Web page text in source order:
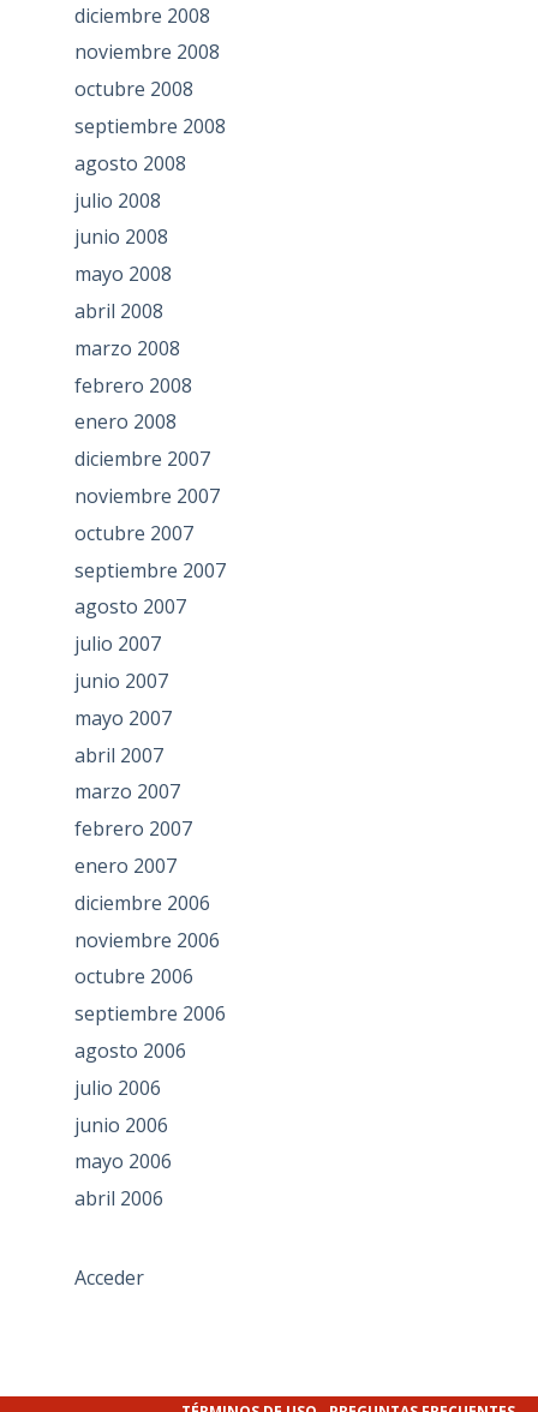
diciembre 2008
noviembre 2008
octubre 2008
septiembre 2008
agosto 2008
julio 2008
junio 2008
mayo 2008
abril 2008
marzo 2008
febrero 2008
enero 2008
diciembre 2007
noviembre 2007
octubre 2007
septiembre 2007
agosto 2007
julio 2007
junio 2007
mayo 2007
abril 2007
marzo 2007
febrero 2007
enero 2007
diciembre 2006
noviembre 2006
octubre 2006
septiembre 2006
agosto 2006
julio 2006
junio 2006
mayo 2006
abril 2006
Acceder